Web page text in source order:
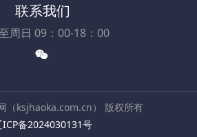
联系我们
周日 09：00-18：00
（ksjhaoka.com.cn） 版权所有
ICP备2024030131号